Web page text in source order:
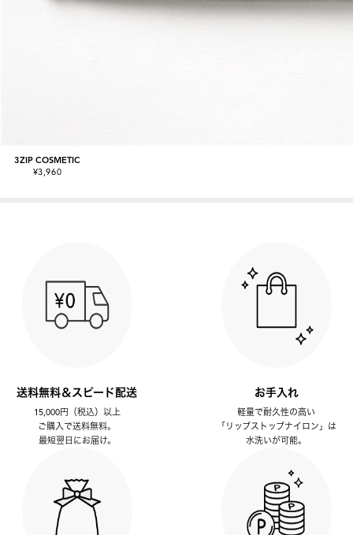
3ZIP COSMETIC
¥3,960
送料無料＆スピード配送
15,000円（税込）以上
ご購入で送料無料。
最短翌日にお届け。
お手入れ
軽量で耐久性の高い
「リップストップナイロン」は
水洗いが可能。